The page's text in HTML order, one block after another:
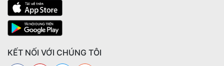
KẾT NỐI VỚI CHÚNG TÔI